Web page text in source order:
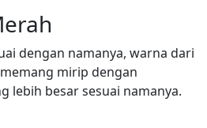
dengan namanya, warna dari
mirip dengan
lebih besar sesuai namanya.